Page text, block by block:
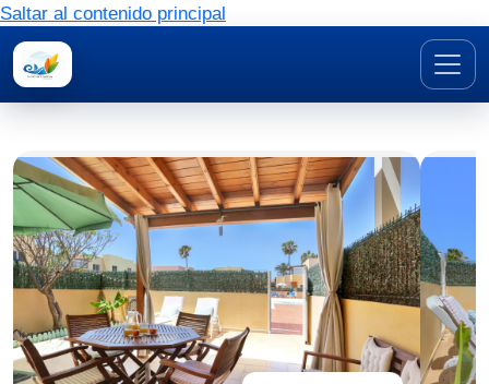
Saltar al contenido principal